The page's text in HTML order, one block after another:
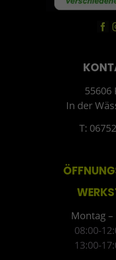
55606
In der
T:
Montag –
08:00-
13:00-